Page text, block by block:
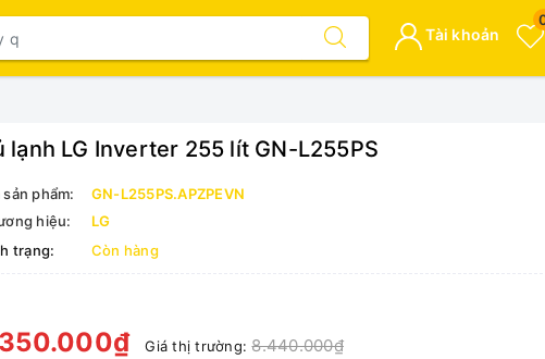
Tài khoản
lạnh LG Inverter 255 lít GN-L255PS
sản phẩm:
GN-L255PS.APZPEVN
hiệu:
LG
trạng:
Còn hàng
Giá thị trường:8.440.000₫